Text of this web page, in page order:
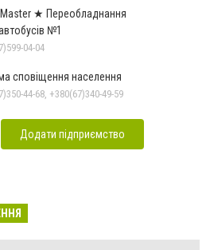
★ Переобладнання
№1
04-04
сповіщення населення
44-68, +380(67)340-49-59
Додати підприємство